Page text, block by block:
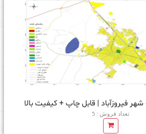
فیروزآباد | قابل چاپ + کیفیت بالا
تعداد فروش : 5